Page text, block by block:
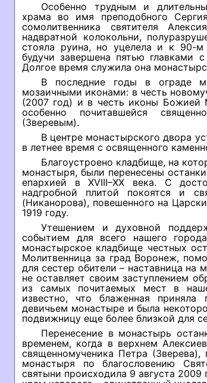
Особенно трудным и
храма во имя преподобного
сомолитвенника святителя
надвратной колокольни,
стояла руина, но уцелела и к 90-м
будучи завершена пятью главками
Долгое время служила она
В последние годы в ограде
мозаичными иконами: в честь
(2007 год) и в честь иконы Божией
особенно почитавшейся
(Зверевым).
В центре монастырского двора
в летнее время с освященного
Благоустроено кладбище, на
монастыря, были перенесены
епархией в XVIII–XX века. С
надгробной плитой покоятся и
(Никанорова), повешенного на
1919 году.
Утешением и духовной
событием для всего нашего
монастырское кладбище честных
Молитвенница за град Воронеж,
для сестер обители – наставница на
не оставляет своим заступлением
из самых почитаемых мест в
известно, что блаженная
девичьем монастыре и была
подвижницу еще более близкой для
Перенесение в монастырь
временем, когда в верхнем
священномученика Петра
монастыря по благословению
святыни происходила 9 августа